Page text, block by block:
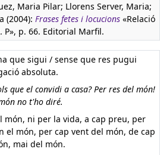
Maria Pilar; Llorens Server, Maria;
(2004): Frases fetes i locucions «Relació
p. 66. Editorial Marfil.
que sigui / sense que res pugui
absoluta.
que el convidi a casa? Per res del món!
no t'ho diré.
món, ni per la vida, a cap preu, per
el món, per cap vent del món, de cap
mai del món.